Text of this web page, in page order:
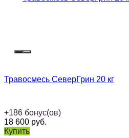
Травосмесь СеверГрин 20 кг
+186 бонус(ов)
18 600 руб.
Купить